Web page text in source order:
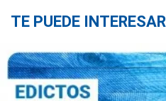
TE PUEDE INTERESAR